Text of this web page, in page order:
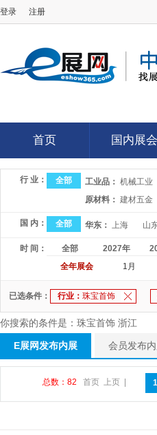
登录 注册
首页
首页
国内展会
国内展会
行 业： 全部 工业品： 机械工业
原材料： 建材五金
国 内： 全部 华东： 上海 山
时 间： 全部 2027年
全年展会
1月
已选条件： 行业： 珠宝首饰
你搜索的条件是：珠宝首饰 浙江
E展网发布内展 会员发布
总数：82 首页 上页 1